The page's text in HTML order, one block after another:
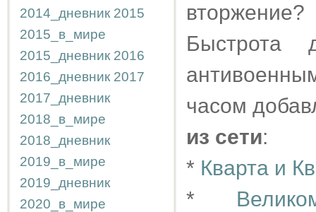
2014_дневник 2015
2015_в_мире
2015_дневник 2016
2016_дневник 2017
2017_дневник
2018_в_мире
2018_дневник
2019_в_мире
2019_дневник
2020_в_мире
Быстрота
часом
из сети:
* Кварта и
*